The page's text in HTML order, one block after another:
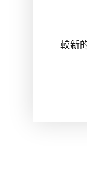
較新